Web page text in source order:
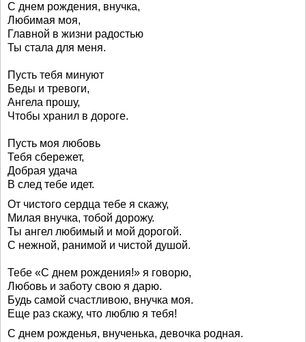
С днем рождения, внучка,
Любимая моя,
Главной в жизни радостью
Ты стала для меня.
Пусть тебя минуют
Беды и тревоги,
Ангела прошу,
Чтобы хранил в дороге.
Пусть моя любовь
Тебя сбережет,
Добрая удача
В след тебе идет.
От чистого сердца тебе я скажу,
Милая внучка, тобой дорожу.
Ты ангел любимый и мой дорогой.
С нежной, ранимой и чистой душой.
Тебе «С днем рождения!» я говорю,
Любовь и заботу свою я дарю.
Будь самой счастливою, внучка моя.
Еще раз скажу, что люблю я тебя!
С днем рожденья, внученька, девочка родная.